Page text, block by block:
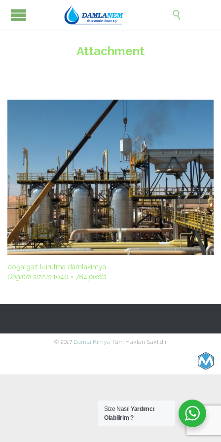

Attachment
doğalgaz kurutma damlakimya
Original size is 1040 × 784pixels
© 2017 Damla Kimya Tüm Hakları Saklıdır
Size NasılYardımcı
Olabilirim ?